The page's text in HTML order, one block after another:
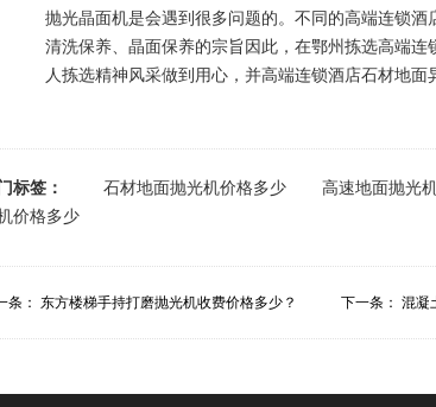
抛光晶面机是会遇到很多问题的。不同的高端连锁
清洗保养、晶面保养的宗旨因此，在鄂州拣选高端
人拣选精神风采做到用心，并高端连锁酒店石材地面
标签： 石材地面抛光机价格多少 高速地面抛光
价格多少
条： 东方楼梯手持打磨抛光机收费价格多少？ 下一条： 混凝